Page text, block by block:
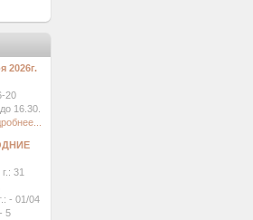
2026г.
20
16.30.
31
- 01/04
5